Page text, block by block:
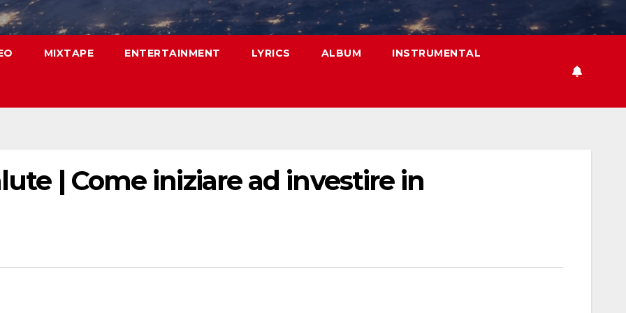
MIXTAPE ENTERTAINMENT LYRICS ALBUM INSTRUMENTAL
| Come iniziare ad investire in